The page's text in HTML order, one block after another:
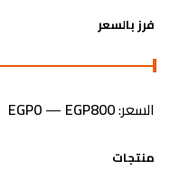
فرز بالسعر
السعر: EGP0— EGP800
منتجات